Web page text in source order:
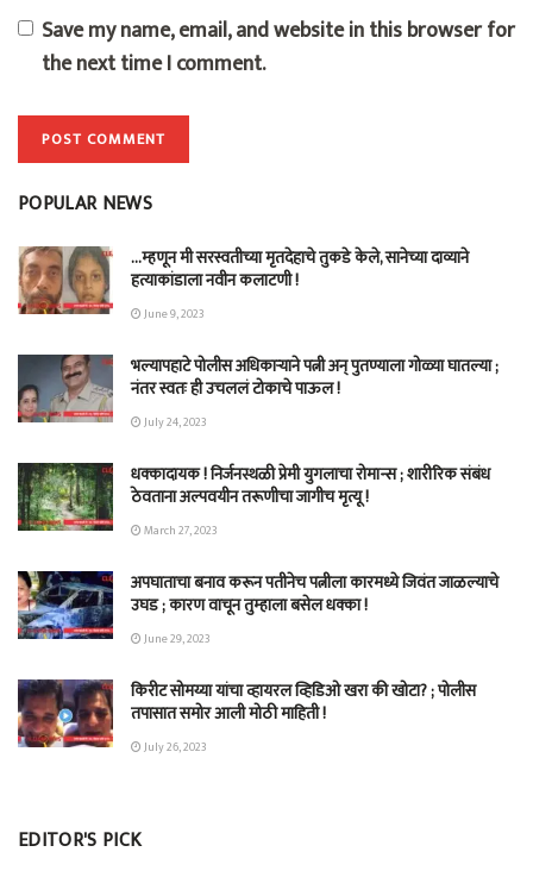
Save my name, email, and website in this browser for
the next time I comment.
POPULAR NEWS
…म्हणून मी सरस्वतीच्या मृतदेहाचे तुकडे केले, सानेच्या दाव्याने
हत्याकांडाला नवीन कलाटणी !
June 9, 2023
भल्यापहाटे पोलीस अधिकाऱ्याने पत्नी अन् पुतण्याला गोळ्या घातल्या ;
नंतर स्वतः ही उचललं टोकाचे पाऊल !
July 24, 2023
धक्कादायक ! निर्जनस्थळी प्रेमी युगलाचा रोमान्स ; शारीरिक संबंध
ठेवताना अल्पवयीन तरूणीचा जागीच मृत्यू !
March 27, 2023
अपघाताचा बनाव करून पतीनेच‎ पत्नीला कारमध्ये जिवंत जाळल्याचे
उघड ; कारण वाचून तुम्हाला बसेल धक्का !
June 29, 2023
किरीट सोमय्या यांचा व्हायरल व्हिडिओ खरा की खोटा? ; पोलीस
तपासात समोर आली मोठी माहिती !
July 26, 2023
EDITOR'S PICK